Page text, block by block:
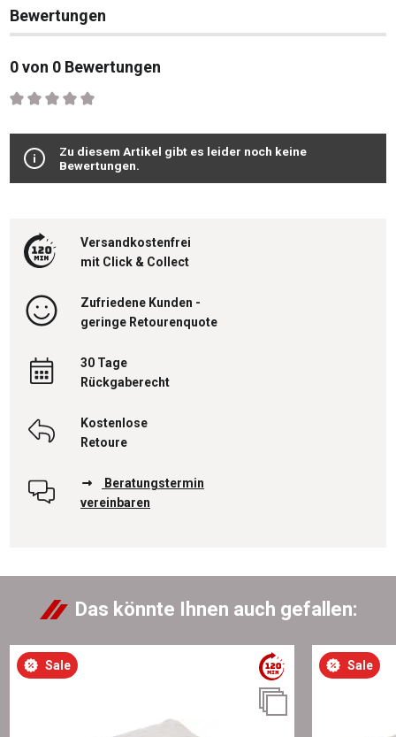
Bewertungen
0 von 0 Bewertungen
Durchschnittliche Bewertung von 0 von 5 Sternen
Zu diesem Artikel gibt es leider noch keine
Bewertungen.
Versandkostenfrei
mit Click & Collect
Zufriedene Kunden -
geringe Retourenquote
30 Tage
Rückgaberecht
Kostenlose
Retoure
Beratungstermin
vereinbaren
Das könnte Ihnen auch gefallen:
Sale Sale